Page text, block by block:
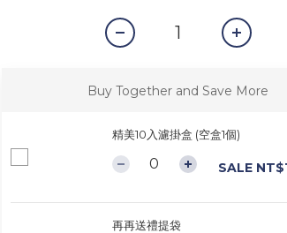
Buy Together and Save More
精美10入濾掛盒 (空盒1個)
SALE
再再送禮提袋